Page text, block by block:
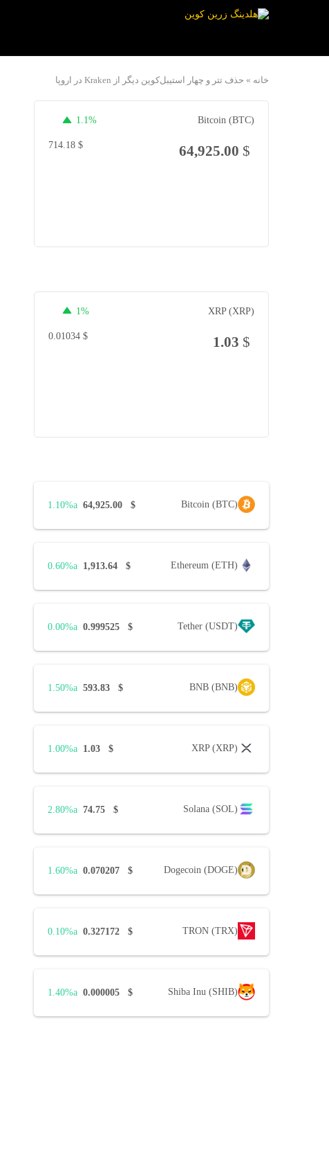
خانه » حذف تتر و چهار استیبل‌کوین دیگر از Kraken در اروپا
Bitcoin (BTC)
1.1%
$
64,925.00
$
714.18
XRP (XRP)
1%
$
1.03
$
0.01034
Bitcoin (BTC)
$
64,925.00
1.10%
Ethereum (ETH)
$
1,913.64
0.60%
Tether (USDT)
$
0.999525
0.00%
BNB (BNB)
$
593.83
1.50%
XRP (XRP)
$
1.03
1.00%
Solana (SOL)
$
74.75
2.80%
Dogecoin (DOGE)
$
0.070207
1.60%
TRON (TRX)
$
0.327172
0.10%
Shiba Inu (SHIB)
$
0.000005
1.40%